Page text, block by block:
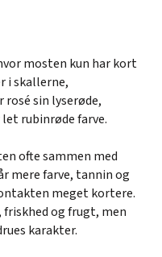
mosten kun har kort
i skallerne,
sin lyserøde,
rubinrøde farve.
ofte sammen med
mere farve, tannin og
meget kortere.
friskhed og frugt, men
karakter.